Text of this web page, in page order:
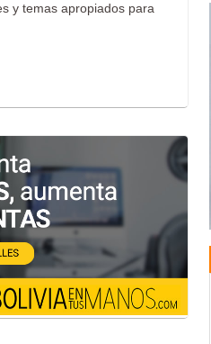
y temas apropiados para